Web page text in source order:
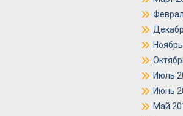
Июль
Июнь
Май